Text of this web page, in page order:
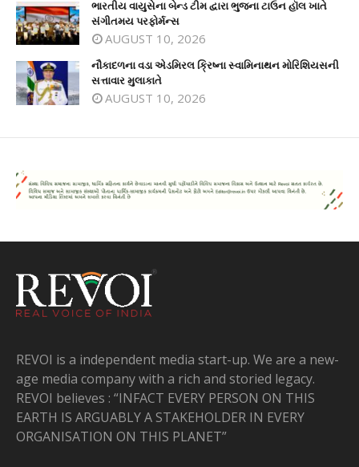
ભારતીય વાયુસેના બેન્ડ ટીમ દ્વારા ભુજના ટાઉન હૉલ ખાતે
સંગીતમય પરફોર્મન્સ
AUGUST 10, 2026
નૌકાદળના વડા એડમિરલ ક્રિષ્ના સ્વામિનાથન મોરિશિયસની
સત્તાવાર મુલાકાતે
AUGUST 10, 2026
REVOI is a independent media start-up. We are a new-
age media company with a rich and storied legacy.
REVOI believes : “INFACT EVERY PERSON ON THIS
EARTH IS ARGUABLY A STAKEHOLDER IN EVERY
ORGANISATION ON THIS PLANET”